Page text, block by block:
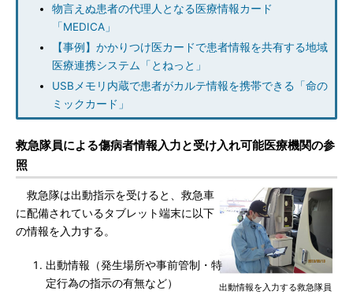
物言えぬ患者の代理人となる医療情報カード
「MEDICA」
【事例】かかりつけ医カードで患者情報を共有する地域
医療連携システム「とねっと」
USBメモリ内蔵で患者がカルテ情報を携帯できる「命の
ミックカード」
救急隊員による傷病者情報入力と受け入れ可能医療機関の参
照
出動情報を入力する救急隊員
救急隊は出動指示を受けると、救急車
に配備されているタブレット端末に以下
の情報を入力する。
出動情報（発生場所や事前管制・特
定行為の指示の有無など）